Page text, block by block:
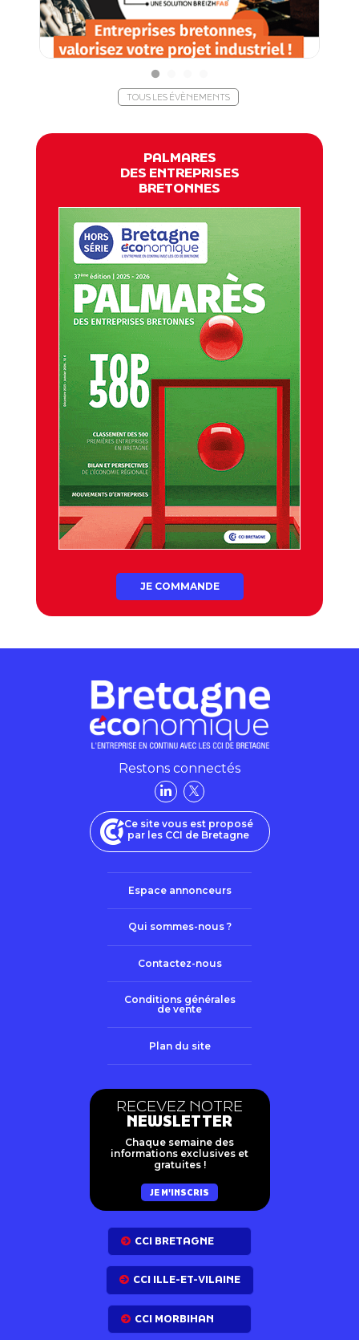
TOUS LES ÉVÈNEMENTS
PALMARES
DES ENTREPRISES
BRETONNES
JE COMMANDE
Restons connectés
Ce site vous est proposé
par les CCI de Bretagne
Espace annonceurs
Qui sommes-nous ?
Contactez-nous
Conditions générales
de vente
Plan du site
RECEVEZ NOTRE
NEWSLETTER
Chaque semaine des
informations exclusives et
gratuites !
JE M'INSCRIS
CCI BRETAGNE
CCI ILLE-ET-VILAINE
CCI MORBIHAN